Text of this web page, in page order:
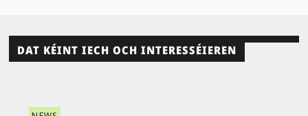
DAT KÉINT IECH OCH INTERESSÉIEREN